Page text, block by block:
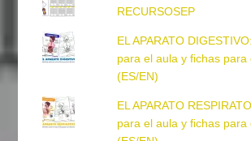
RECURSOSEP
EL APARATO
para el aula y fichas para
(ES/EN)
EL APARATO
para el aula y fichas para